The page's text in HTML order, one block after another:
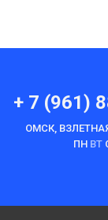
+ 7 (961)
ОМСК, ВЗЛЕТНАЯ
ПН ВТ